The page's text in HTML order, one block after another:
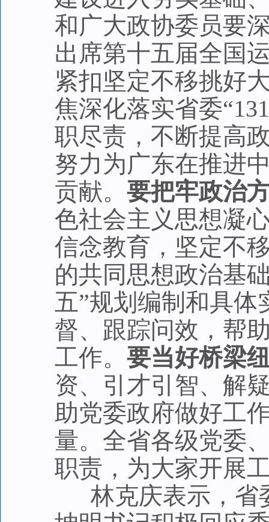
和广大政协委员要
出席第十五届全国
紧扣坚定不移挑好
焦深化落实省委
职尽责，不断提高
努力为广东在推进
贡献。 要把牢政治
色社会主义思想凝
信念教育，坚定不
的共同思想政治基
五”规划编制和具
督、跟踪问效，帮
工作。 要当好桥梁
资、引才引智、解
助党委政府做好工
量。全省各级党委
职责，为大家开展
林克庆表示，省